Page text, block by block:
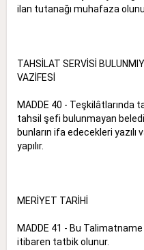
ilan tutanağı muhafaza
TAHSİLAT SERVİSİ
VAZİFESİ
MADDE 40 - Teşkilâtlarında
tahsil şefi bulunmayan
bunların ifa edecekleri
yapılır.
MERİYET TARİHİ
MADDE 41 - Bu
itibaren tatbik olunur.